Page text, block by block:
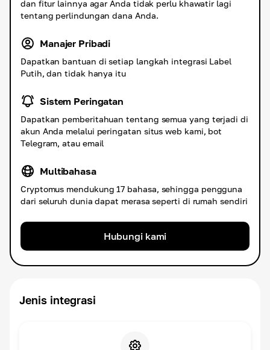
dan fitur lainnya agar Anda tidak perlu khawatir lagi
tentang perlindungan dana Anda.
Sistem Peringatan
Dapatkan pemberitahuan tentang semua yang terjadi di
akun Anda melalui peringatan situs web kami, bot
Telegram, atau email
Manajer Pribadi
Dapatkan bantuan di setiap langkah integrasi Label
Putih, dan tidak hanya itu
Multibahasa
Cryptomus mendukung 17 bahasa, sehingga pengguna
dari seluruh dunia dapat merasa seperti di rumah sendiri
Hubungi kami
Jenis integrasi